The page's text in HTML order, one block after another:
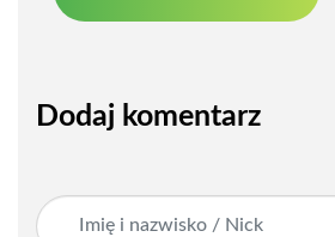
Dodaj komentarz